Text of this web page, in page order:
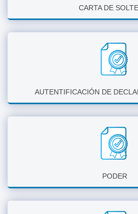
CARTA DE
AUTENTIFICACIÓN DE
PODER